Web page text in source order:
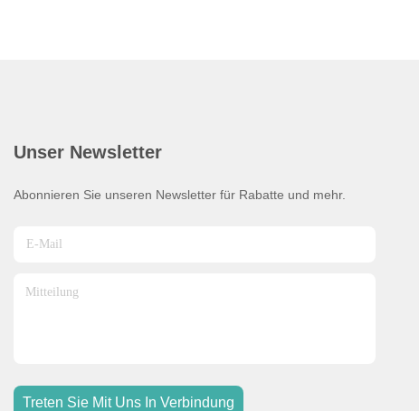
Unser Newsletter
Abonnieren Sie unseren Newsletter für Rabatte und mehr.
Treten Sie Mit Uns In Verbindung